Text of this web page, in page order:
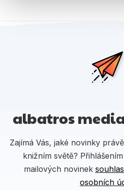
albatros
Zajímá Vás, jaké novinky
knižním světě?
mailových novinek
osobních